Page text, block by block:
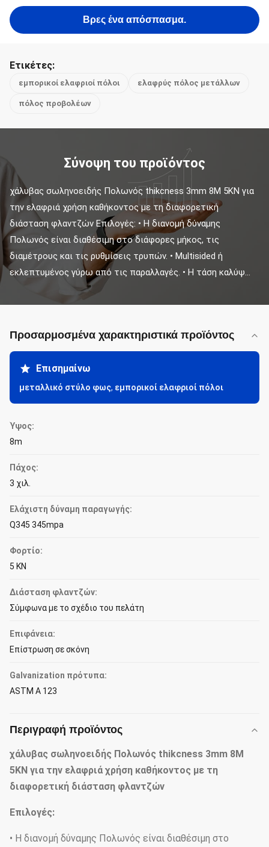
Βρες ένα απόσπασμα.
Ετικέτες:
εμπορικοί ελαφριοί πόλοι ελαφρύς πόλος μετάλλων
πόλος προβολέων
Σύνοψη του προϊόντος
χάλυβας σωληνοειδής Πολωνός thikcness 3mm 8M 5KN για
την ελαφριά χρήση καθήκοντος με τη διαφορετική
διάσταση φλαντζών Επιλογές: • Η διανομή δύναμης
Πολωνός είναι διαθέσιμη στο διάφορες μήκος, τις
διαμέτρους και τις ρυθμίσεις τρυπών. • Multisided ή
εκλεπτυμένος γύρω από τις παραλλαγές. • Η τάση καλύψ...
Προσαρμοσμένα χαρακτηριστικά προϊόντος
Επισημαίνω
μεταλλικό στύλο φως, εμπορικοί ελαφριοί πόλοι
Ύψος:
8m
Πάχος:
3 χιλ.
Ελάχιστη δύναμη παραγωγής:
Q345 345mpa
Φορτίο:
5 KN
Διάσταση φλαντζών:
Σύμφωνα με το σχέδιο του πελάτη
Επιφάνεια:
Επίστρωση σε σκόνη
Galvanization πρότυπα:
ASTM Α 123
Περιγραφή προϊόντος
χάλυβας σωληνοειδής Πολωνός thikcness 3mm 8M
5KN για την ελαφριά χρήση καθήκοντος με τη
διαφορετική διάσταση φλαντζών
Επιλογές:
• Η διανομή δύναμης Πολωνός είναι διαθέσιμη στο